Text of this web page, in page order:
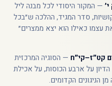
— המקור היסודי לכל מבנה ליל
סדר המגיד, ההלכה ש״בכל
עצמו כאילו הוא יצא ממצרים״
קט״ז–קי״ח — הסוגיה המרכזית
על ארבע הכוסות, על אכילת
הניגונים הקדומים.